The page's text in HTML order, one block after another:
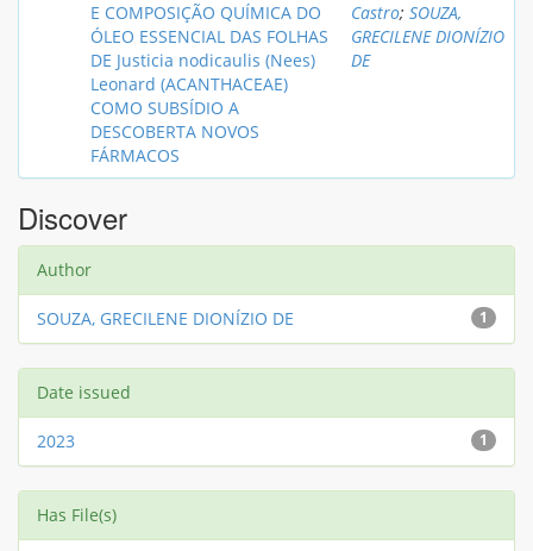
E COMPOSIÇÃO QUÍMICA DO
ÓLEO ESSENCIAL DAS FOLHAS
DE Justicia nodicaulis (Nees)
Leonard (ACANTHACEAE)
COMO SUBSÍDIO A
DESCOBERTA NOVOS
FÁRMACOS
Castro; SOUZA,
GRECILENE DIONÍZIO
DE
Discover
Author
1
SOUZA, GRECILENE DIONÍZIO DE
Date issued
1
2023
Has File(s)